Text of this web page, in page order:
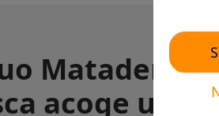
Matadero
acoge una